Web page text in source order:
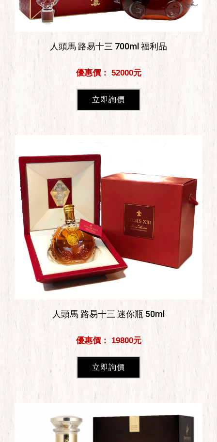
人頭馬 路易十三 700ml 福利品
優惠價： 52000元
立即詢價
人頭馬 路易十三 迷你瓶 50ml
優惠價： 19800元
立即詢價